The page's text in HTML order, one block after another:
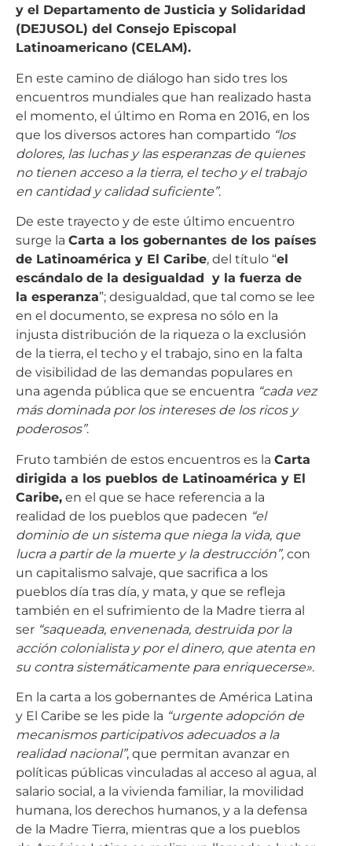
y el Departamento de Justicia y Solidaridad
(DEJUSOL) del Consejo Episcopal
Latinoamericano (CELAM).
En este camino de diálogo han sido tres los
encuentros mundiales que han realizado hasta
el momento, el último en Roma en 2016, en los
que los diversos actores han compartido “los
dolores, las luchas y las esperanzas de quienes
no tienen acceso a la tierra, el techo y el trabajo
en cantidad y calidad suficiente”.
De este trayecto y de este último encuentro
surge la Carta a los gobernantes de los países
de Latinoamérica y El Caribe, del título “el
escándalo de la desigualdad y la fuerza de
la esperanza”; desigualdad, que tal como se lee
en el documento, se expresa no sólo en la
injusta distribución de la riqueza o la exclusión
de la tierra, el techo y el trabajo, sino en la falta
de visibilidad de las demandas populares en
una agenda pública que se encuentra “cada vez
más dominada por los intereses de los ricos y
poderosos”.
Fruto también de estos encuentros es la Carta
dirigida a los pueblos de Latinoamérica y El
Caribe, en el que se hace referencia a la
realidad de los pueblos que padecen “el
dominio de un sistema que niega la vida, que
lucra a partir de la muerte y la destrucción”, con
un capitalismo salvaje, que sacrifica a los
pueblos día tras día, y mata, y que se refleja
también en el sufrimiento de la Madre tierra al
ser “saqueada, envenenada, destruida por la
acción colonialista y por el dinero, que atenta en
su contra sistemáticamente para enriquecerse».
En la carta a los gobernantes de América Latina
y El Caribe se les pide la “urgente adopción de
mecanismos participativos adecuados a la
realidad nacional”, que permitan avanzar en
políticas públicas vinculadas al acceso al agua, al
salario social, a la vivienda familiar, la movilidad
humana, los derechos humanos, y a la defensa
de la Madre Tierra, mientras que a los pueblos